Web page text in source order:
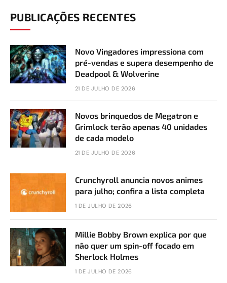
PUBLICAÇÕES RECENTES
Novo Vingadores impressiona com
pré-vendas e supera desempenho de
Deadpool & Wolverine
21 DE JULHO DE 2026
Novos brinquedos de Megatron e
Grimlock terão apenas 40 unidades
de cada modelo
21 DE JULHO DE 2026
Crunchyroll anuncia novos animes
para julho; confira a lista completa
1 DE JULHO DE 2026
Millie Bobby Brown explica por que
não quer um spin-off focado em
Sherlock Holmes
1 DE JULHO DE 2026